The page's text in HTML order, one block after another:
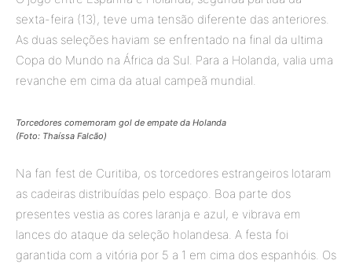
sexta-feira (13), teve uma tensão diferente das anteriores.
As duas seleções haviam se enfrentado na final da ultima
Copa do Mundo na África da Sul. Para a Holanda, valia uma
revanche em cima da atual campeã mundial.
Torcedores comemoram gol de empate da Holanda
(Foto: Thaíssa Falcão)
Na fan fest de Curitiba, os torcedores estrangeiros lotaram
as cadeiras distribuídas pelo espaço. Boa parte dos
presentes vestia as cores laranja e azul, e vibrava em
lances do ataque da seleção holandesa. A festa foi
garantida com a vitória por 5 a 1 em cima dos espanhóis. Os